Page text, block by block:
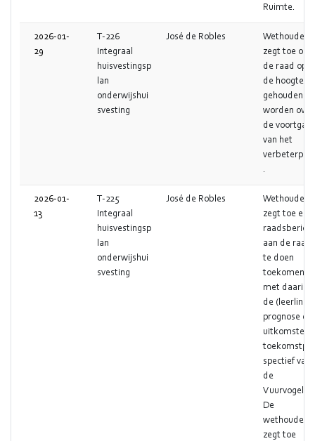
Ruimte.
2026-01-
29
T-226
Integraal
huisvestingsp
lan
onderwijshui
svesting
José de Robles
Wethouder
zegt toe om
de raad op
de hoogte
gehouden
worden over
de
van het
verbeterplan
.
2026-01-
13
T-225
Integraal
huisvestingsp
lan
onderwijshui
svesting
José de Robles
Wethouder
zegt toe een
raadsbericht
aan de raad
te doen
toekomen
met daarin
de (leerling)
prognose en
uitkomsten
toekomstper
spectief van
de
Vuurvogel.
De
wethouder
zegt toe